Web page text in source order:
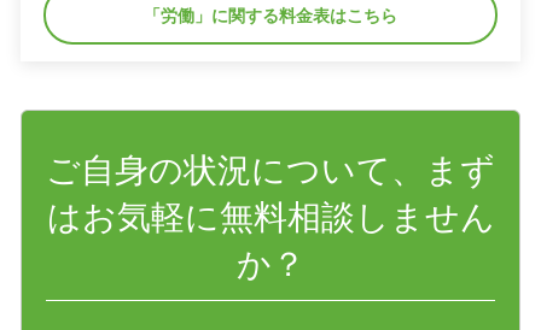
「労働」に関する料金表はこちら
ご自身の状況について、まず
はお気軽に無料相談しません
か？